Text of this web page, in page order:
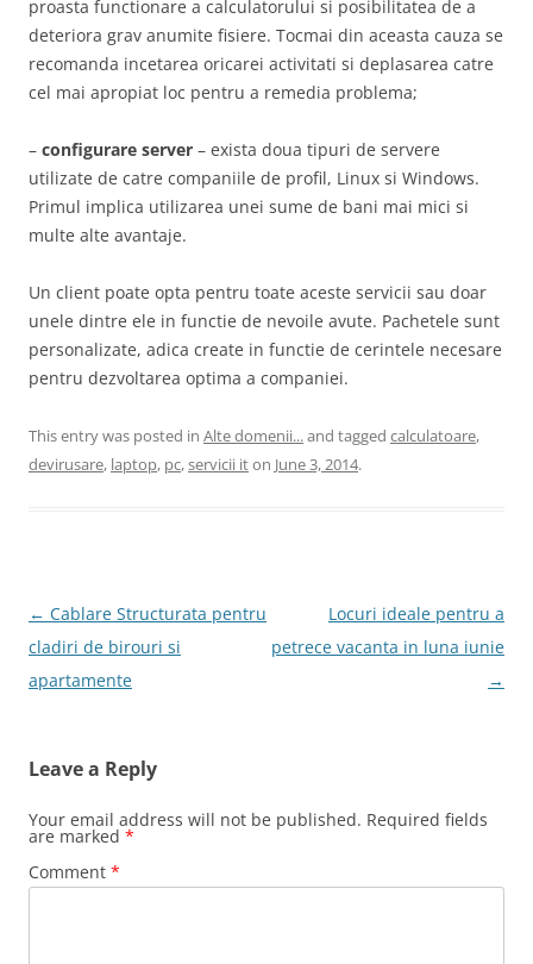
proasta functionare a calculatorului si posibilitatea de a
deteriora grav anumite fisiere. Tocmai din aceasta cauza se
recomanda incetarea oricarei activitati si deplasarea catre
cel mai apropiat loc pentru a remedia problema;
– configurare server – exista doua tipuri de servere
utilizate de catre companiile de profil, Linux si Windows.
Primul implica utilizarea unei sume de bani mai mici si
multe alte avantaje.
Un client poate opta pentru toate aceste servicii sau doar
unele dintre ele in functie de nevoile avute. Pachetele sunt
personalizate, adica create in functie de cerintele necesare
pentru dezvoltarea optima a companiei.
This entry was posted in Alte domenii...and tagged calculatoare,
devirusare, laptop, pc,servicii iton June 3, 2014.
Post
navigation
← Cablare Structurata pentru
cladiri de birouri si
apartamente
Locuri ideale pentru a
petrece vacanta in luna iunie
→
Leave a Reply
Your email address will not be published. Required fields
are marked *
Comment *